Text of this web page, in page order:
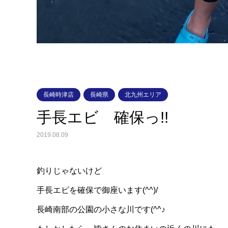
長崎時津店 長崎県 北九州エリア
手長エビ 確保っ!!
2019.08.09
釣りじゃないけど
手長エビを確保で御座います(^^)/
長崎南部の公園の小さな川です(^^♪